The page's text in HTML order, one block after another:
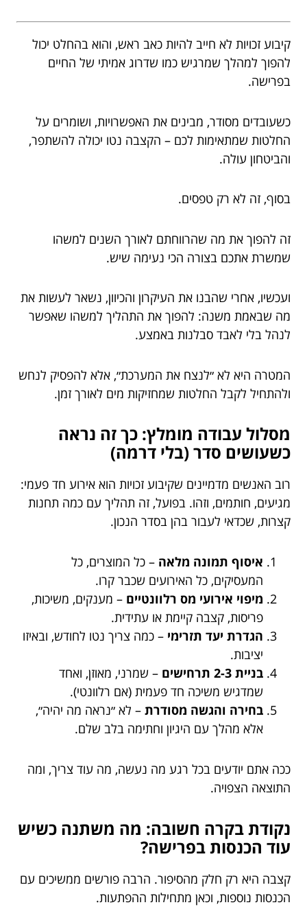
קיבוע זכויות לא חייב להיות כאב ראש, והוא בהחלט יכול
להפוך למהלך שמרגיש כמו שדרוג אמיתי של החיים
בפרישה.
כשעובדים מסודר, מבינים את האפשרויות, ושומרים על
החלטות שמתאימות לכם – הקצבה נטו יכולה להשתפר,
והביטחון עולה.
בסוף, זה לא רק טפסים.
זה להפוך את מה שהרווחתם לאורך השנים למשהו
שמשרת אתכם בצורה הכי נעימה שיש.
ועכשיו, אחרי שהבנו את העיקרון והכיוון, נשאר לעשות את
מה שבאמת משנה: להפוך את התהליך למשהו שאפשר
לנהל בלי לאבד סבלנות באמצע.
המטרה היא לא ״לנצח את המערכת״, אלא להפסיק לנחש
ולהתחיל לקבל החלטות שמחזיקות מים לאורך זמן.
מסלול עבודה מומלץ: כך זה נראה
כשעושים סדר (בלי דרמה)
רוב האנשים מדמיינים שקיבוע זכויות הוא אירוע חד פעמי:
מגיעים, חותמים, וזהו. בפועל, זה תהליך עם כמה תחנות
קצרות, שכדאי לעבור בהן בסדר הנכון.
איסוף תמונה מלאה – כל המוצרים, כל
המעסיקים, כל האירועים שכבר קרו.
מיפוי אירועי מס רלוונטיים – מענקים, משיכות,
פריסות, קצבה קיימת או עתידית.
הגדרת יעד תזרימי – כמה צריך נטו לחודש, ובאיזו
יציבות.
בניית 2-3 תרחישים
– שמרני, מאוזן, ואחד
שמדגיש משיכה חד פעמית (אם רלוונטי).
בחירה והגשה מסודרת – לא ״נראה מה יהיה״,
אלא מהלך עם היגיון וחתימה בלב שלם.
ככה אתם יודעים בכל רגע מה נעשה, מה עוד צריך, ומה
התוצאה הצפויה.
נקודת בקרה חשובה: מה משתנה כשיש
עוד הכנסות בפרישה?
קצבה היא רק חלק מהסיפור. הרבה פורשים ממשיכים עם
הכנסות נוספות, וכאן מתחילות ההפתעות.